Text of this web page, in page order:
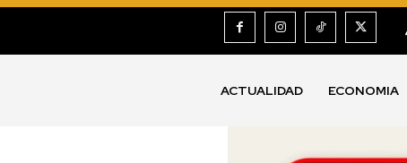
ACTUALIDAD ECONOMIA